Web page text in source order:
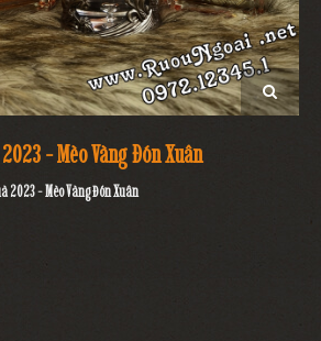
- Mèo Vàng Đón Xuân
2023 - Mèo Vàng Đón Xuân